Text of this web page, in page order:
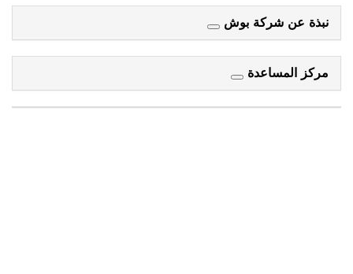
نبذة عن شركة بوش
مركز المساعدة